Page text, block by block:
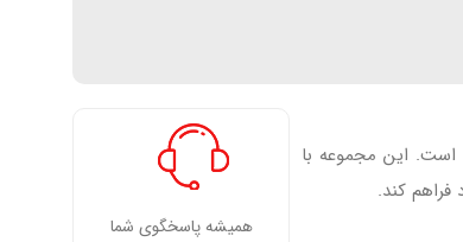
است. این مجموعه با
کند.
همیشه پاسخگوی شما